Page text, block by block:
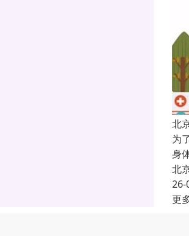
北
为
身
北
26-
更